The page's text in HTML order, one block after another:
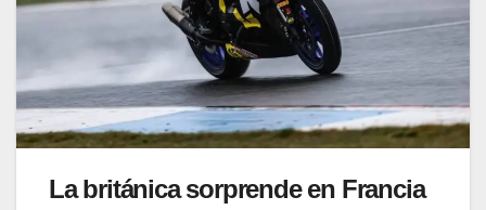
La británica sorprende en Francia